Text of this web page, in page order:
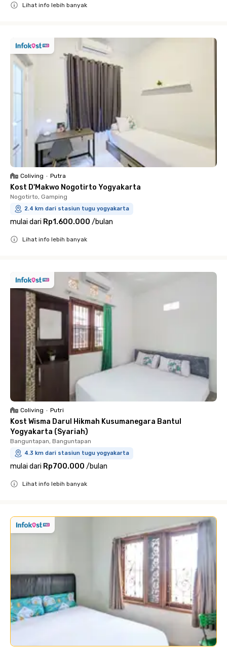
Lihat info lebih banyak
Coliving • Putra
Kost D'Makwo Nogotirto Yogyakarta
Nogotirto, Gamping
2.4 km dari stasiun tugu yogyakarta
mulai dari Rp1.600.000 /bulan
Lihat info lebih banyak
Coliving • Putri
Kost Wisma Darul Hikmah Kusumanegara Bantul
Yogyakarta (Syariah)
Banguntapan, Banguntapan
4.3 km dari stasiun tugu yogyakarta
mulai dari Rp700.000 /bulan
Lihat info lebih banyak